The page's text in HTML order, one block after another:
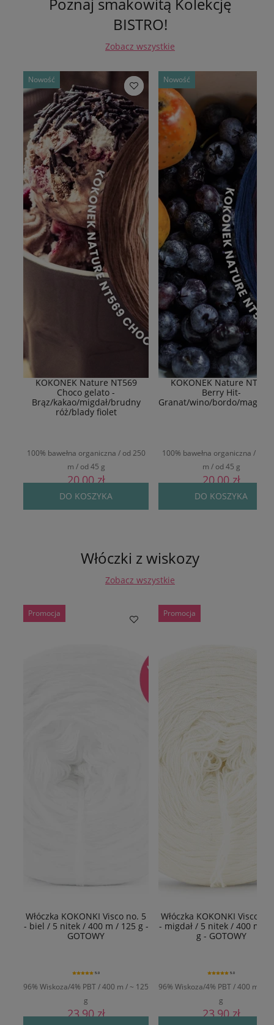
BISTRO!
Zobacz wszystkie
KOKONEK Nature NT569
Choco gelato -
Brąz/kakao/migdał/brudny
róż/blady fiolet
100% bawełna organiczna / od 250
m / od 45 g
20,00 zł
DO KOSZYKA
Nowość
KOKONEK Nature NT577
Berry Hit-
Granat/wino/bordo/
100% bawełna organiczna / od
m / od 45 g
20,00 zł
DO KOSZYKA
Nowość
Włóczki z wiskozy
Zobacz wszystkie
Włóczka KOKONKI Visco no. 5
- biel / 5 nitek / 400 m / 125 g -
GOTOWY
96% Wiskoza/4% PBT / 400 m / ~ 125
g
5.0
23,90 zł
Promocja
Włóczka KOKONKI Visco
- migdał / 5 nitek / 400 m /
g - GOTOWY
96% Wiskoza/4% PBT / 400 m / ~
g
5.0
23,90 zł
Promocja